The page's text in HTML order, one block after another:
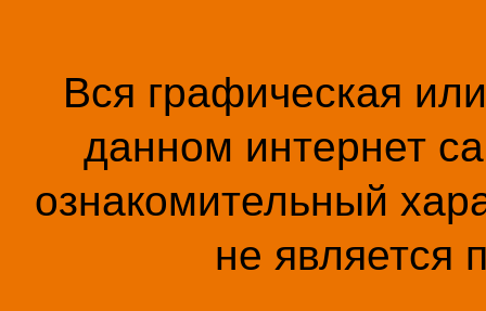
Вся графическая
данном интернет
ознакомительный
не является